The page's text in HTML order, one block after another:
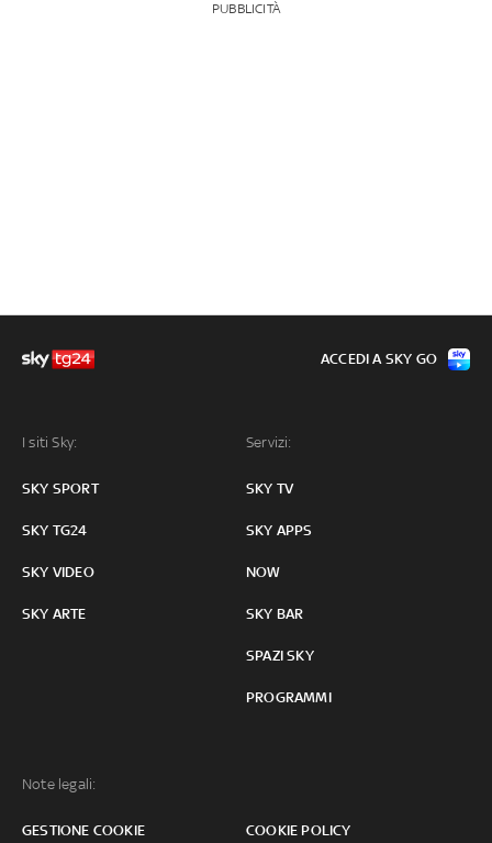
PUBBLICITÀ
I siti Sky:
SKY SPORT
SKY TG24
SKY VIDEO
SKY ARTE
Servizi:
SKY TV
SKY APPS
NOW
SKY BAR
SPAZI SKY
PROGRAMMI
Note legali:
GESTIONE COOKIE COOKIE POLICY
ACCEDI A SKY GO